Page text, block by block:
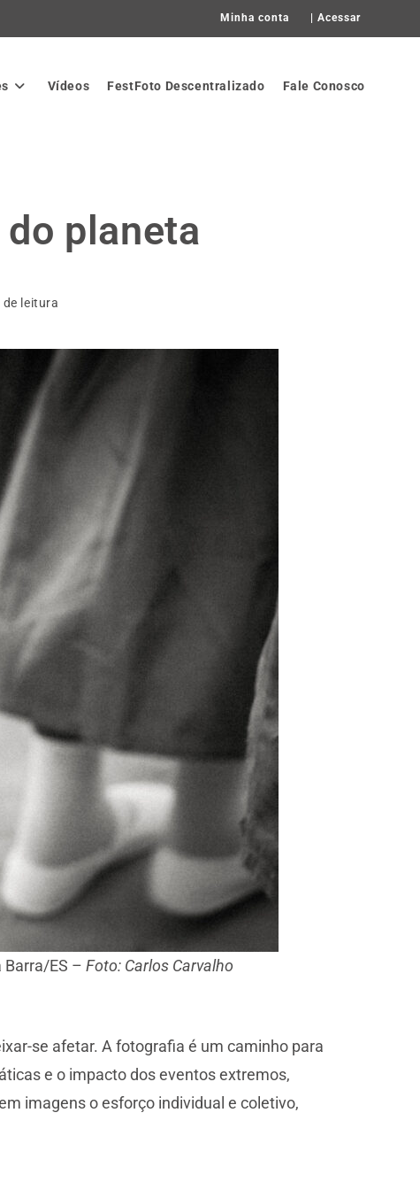
Minha conta Acessar
Vídeos FestFoto Descentralizado Fale Conosco
planeta
leitura
Barra/ES –Foto: Carlos Carvalho
se afetar. A fotografia é um caminho para
e o impacto dos eventos extremos,
imagens o esforço individual e coletivo,